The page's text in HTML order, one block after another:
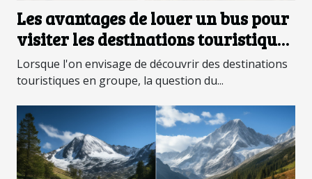
Les avantages de louer un bus pour
visiter les destinations touristiques
en groupe
Lorsque l'on envisage de découvrir des destinations
touristiques en groupe, la question du...